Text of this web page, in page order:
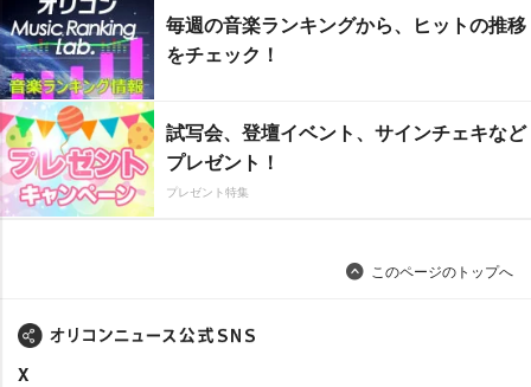
毎週の音楽ランキングから、ヒットの推移
をチェック！
試写会、登壇イベント、サインチェキなど
プレゼント！
プレゼント特集
このページのトップへ
X